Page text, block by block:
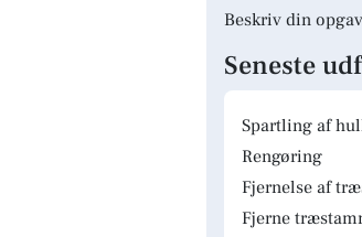
Beskriv din
Seneste
Spartling af
Rengøring
Fjernelse af
Fjerne